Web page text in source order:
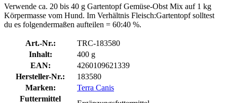
Verwende ca. 20 bis 40 g Gartentopf Gemüse-Obst Mix auf 1 kg
Körpermasse vom Hund. Im Verhältnis Fleisch:Gartentopf solltest
du es folgendermaßen aufteilen = 60:40 %.
Art.-Nr.:
TRC-183580
Inhalt:
400 g
EAN:
4260109621339
Hersteller-Nr.:
183580
Marken:
Terra Canis
Futtermittel